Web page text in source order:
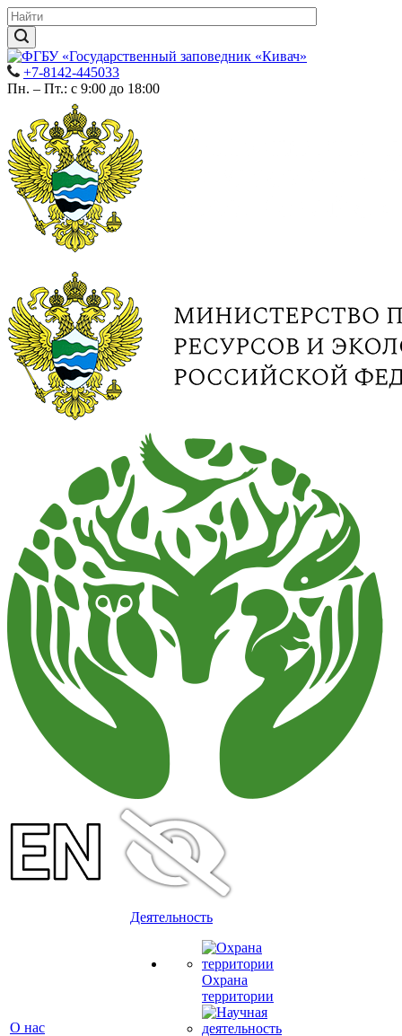
+7-8142-445033
Пн. – Пт.: с 9:00 до 18:00
О нас
Деятельность
Охрана
территории